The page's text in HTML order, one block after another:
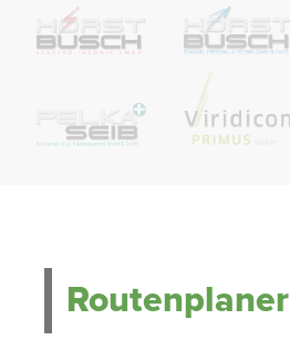
Routenplaner